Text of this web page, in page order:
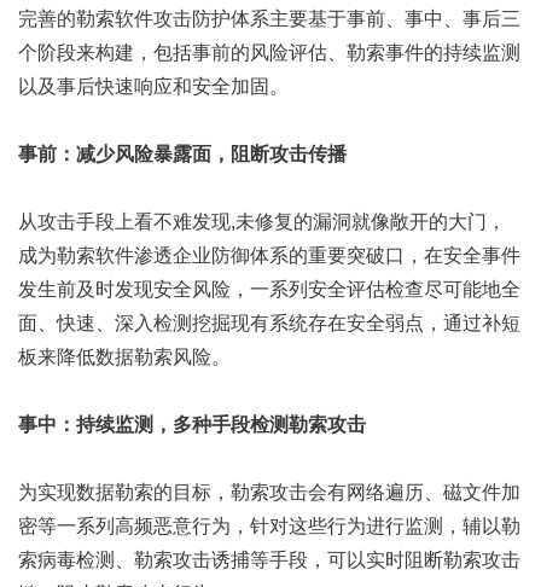
完善的勒索软件攻击防护体系主要基于事前、事中、事后三
个阶段来构建，包括事前的风险评估、勒索事件的持续监测
以及事后快速响应和安全加固。
事前：减少风险暴露面，阻断攻击传播
从攻击手段上看不难发现,未修复的漏洞就像敞开的大门，
成为勒索软件渗透企业防御体系的重要突破口，在安全事件
发生前及时发现安全风险，一系列安全评估检查尽可能地全
面、快速、深入检测挖掘现有系统存在安全弱点，通过补短
板来降低数据勒索风险。
事中：持续监测，多种手段检测勒索攻击
为实现数据勒索的目标，勒索攻击会有网络遍历、磁文件加
密等一系列高频恶意行为，针对这些行为进行监测，辅以勒
索病毒检测、勒索攻击诱捕等手段，可以实时阻断勒索攻击